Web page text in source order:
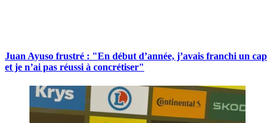
Juan Ayuso frustré : "En début d’année, j’avais franchi un cap
et je n’ai pas réussi à concrétiser"